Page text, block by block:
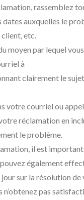
rassemblez
auxquelles le
client, etc.
moyen par lequel
à
clairement le
votre courriel ou
réclamation en
le problème.
il est
également
sur la résolution
n’obtenez pas